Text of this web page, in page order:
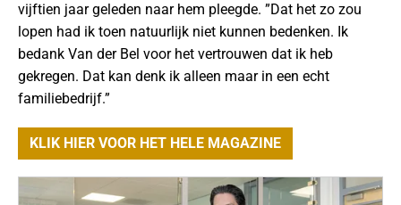
vijftien jaar geleden naar hem pleegde. ”Dat het zo zou
lopen had ik toen natuurlijk niet kunnen bedenken. Ik
bedank Van der Bel voor het vertrouwen dat ik heb
gekregen. Dat kan denk ik alleen maar in een echt
familiebedrijf.”
KLIK HIER VOOR HET HELE MAGAZINE